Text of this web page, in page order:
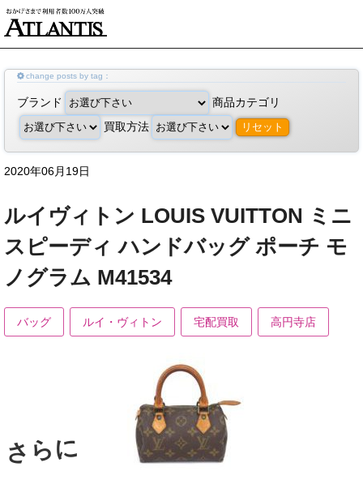
change posts by tag：
ブランド
商品カテゴリ
買取方法
リセット
2020年06月19日
ルイヴィトン LOUIS VUITTON ミニ
スピーディ ハンドバッグ ポーチ モ
ノグラム M41534
バッグ ルイ・ヴィトン 宅配買取 高円寺店
さらに